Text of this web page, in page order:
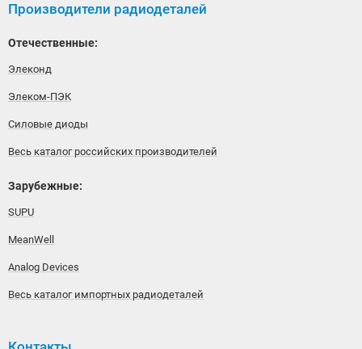
Производители радиодеталей
Отечественные:
Элеконд
Элеком-ПЭК
Силовые диоды
Весь каталог российских производителей
Зарубежные:
SUPU
MeanWell
Analog Devices
Весь каталог импортных радиодеталей